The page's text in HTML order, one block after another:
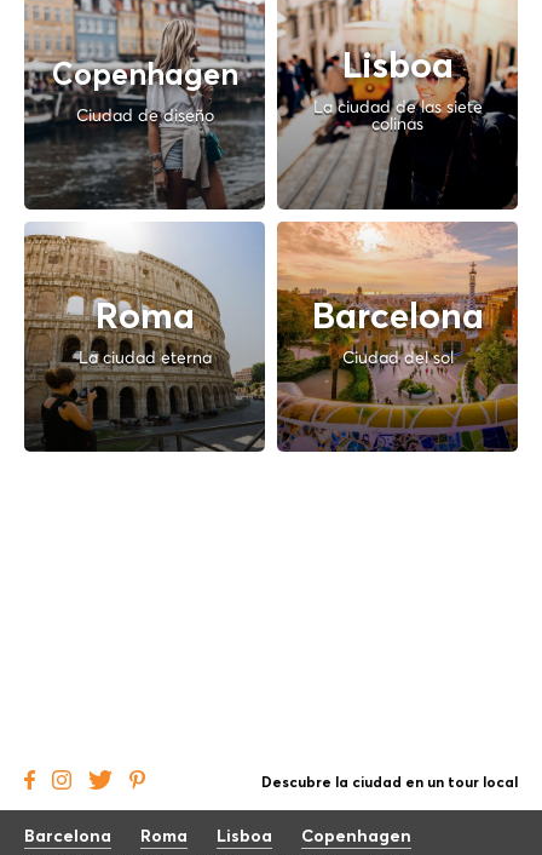
Copenhagen
Ciudad de diseño
Lisboa
La ciudad de las siete
colinas
Roma
La ciudad eterna
Barcelona
Ciudad del sol
Descubre la ciudad en un tour local
Barcelona Roma Lisboa
Copenhagen